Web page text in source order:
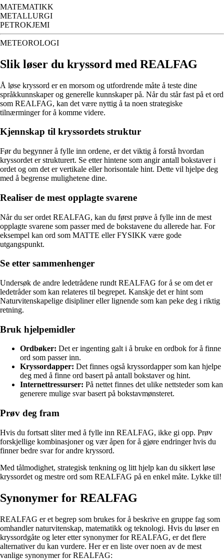
MATEMATIKK
METALLURGI
PETROKJEMI
METEOROLOGI
Slik løser du kryssord med REALFAG
Å løse kryssord er en morsom og utfordrende måte å teste dine
språkkunnskaper og generelle kunnskaper på. Når du står fast på et ord
som REALFAG, kan det være nyttig å ta noen strategiske
tilnærminger for å komme videre.
Kjennskap til kryssordets struktur
Før du begynner å fylle inn ordene, er det viktig å forstå hvordan
kryssordet er strukturert. Se etter hintene som angir antall bokstaver i
ordet og om det er vertikale eller horisontale hint. Dette vil hjelpe deg
med å begrense mulighetene dine.
Realiser de mest opplagte svarene
Når du ser ordet REALFAG, kan du først prøve å fylle inn de mest
opplagte svarene som passer med de bokstavene du allerede har. For
eksempel kan ord som MATTE eller FYSIKK være gode
utgangspunkt.
Se etter sammenhenger
Undersøk de andre ledetrådene rundt REALFAG for å se om det er
ledetråder som kan relateres til begrepet. Kanskje det er hint som
Naturvitenskapelige disipliner eller lignende som kan peke deg i riktig
retning.
Bruk hjelpemidler
Ordbøker: Det er ingenting galt i å bruke en ordbok for å finne
ord som passer inn.
Kryssordapper: Det finnes også kryssordapper som kan hjelpe
deg med å finne ord basert på antall bokstaver og hint.
Internettressurser: På nettet finnes det ulike nettsteder som kan
generere mulige svar basert på bokstavmønsteret.
Prøv deg fram
Hvis du fortsatt sliter med å fylle inn REALFAG, ikke gi opp. Prøv
forskjellige kombinasjoner og vær åpen for å gjøre endringer hvis du
finner bedre svar for andre kryssord.
Med tålmodighet, strategisk tenkning og litt hjelp kan du sikkert løse
kryssordet og mestre ord som REALFAG på en enkel måte. Lykke til!
Synonymer for REALFAG
REALFAG er et begrep som brukes for å beskrive en gruppe fag som
omhandler naturvitenskap, matematikk og teknologi. Hvis du løser en
kryssordgåte og leter etter synonymer for REALFAG, er det flere
alternativer du kan vurdere. Her er en liste over noen av de mest
vanlige synonymer for REALFAG: